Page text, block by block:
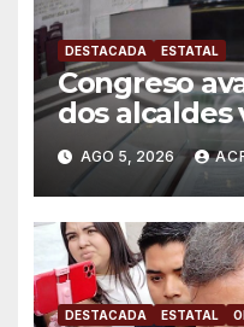
DESTACADA ESTATAL
Congreso
dos alcaldes
AGO 5, 2026
DESTACADA ESTATAL